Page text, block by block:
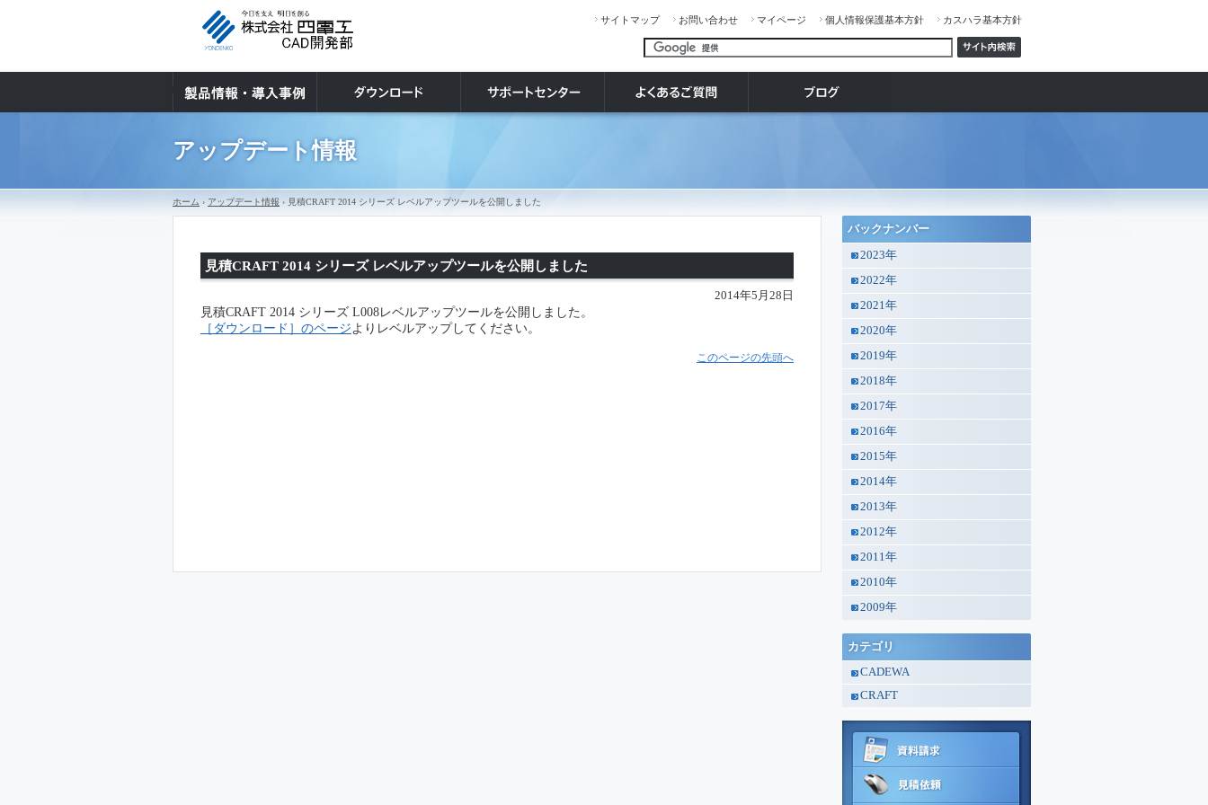
サイトマップ お問い合わせ マイページ 個人情報保護基本方針 カスハラ基本方針
アップデート情報
ホーム › アップデート情報 › 見積CRAFT 2014 シリーズ レベルアップツールを公開しました
見積CRAFT 2014 シリーズ レベルアップツールを公開しました
2014年5月28日
見積CRAFT 2014 シリーズ L008レベルアップツールを公開しました。
［ダウンロード］のページよりレベルアップしてください。
このページの先頭へ
バックナンバー
2023年
2022年
2021年
2020年
2019年
2018年
2017年
2016年
2015年
2014年
2013年
2012年
2011年
2010年
2009年
カテゴリ
CADEWA
CRAFT